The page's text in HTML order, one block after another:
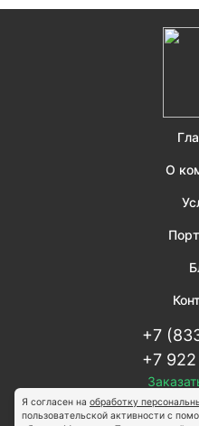
О
+7
+7 922
Я согласен на обработку
пользовательской активности с